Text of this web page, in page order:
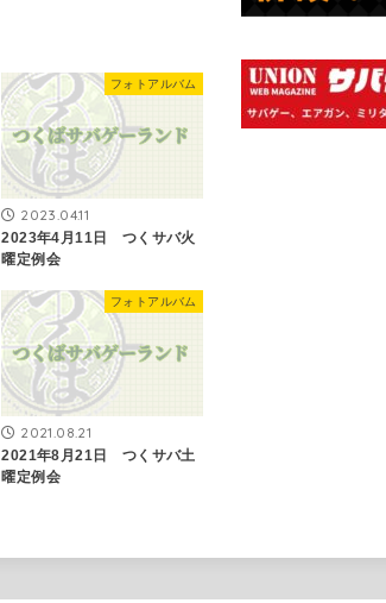
フォトアルバム
2023.04.11
2023年4月11日 つくサバ火
曜定例会
フォトアルバム
2021.08.21
2021年8月21日 つくサバ土
曜定例会